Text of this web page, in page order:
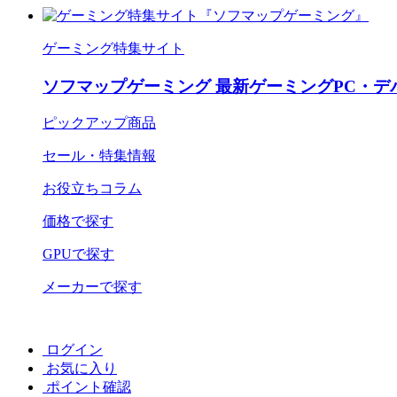
ゲーミング特集サイト
ソフマップゲーミング 最新ゲーミングPC・デ
ピックアップ商品
セール・特集情報
お役立ちコラム
価格で探す
GPUで探す
メーカーで探す
ログイン
お気に入り
ポイント確認